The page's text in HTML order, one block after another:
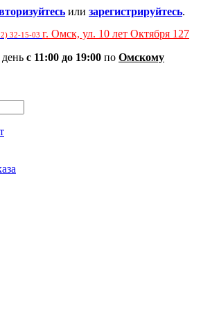
или зарегистрируйтесь.
32-15-03 г. Омск, ул. 10 лет Октября 127
с 11:00 до 19:00 по Омскому